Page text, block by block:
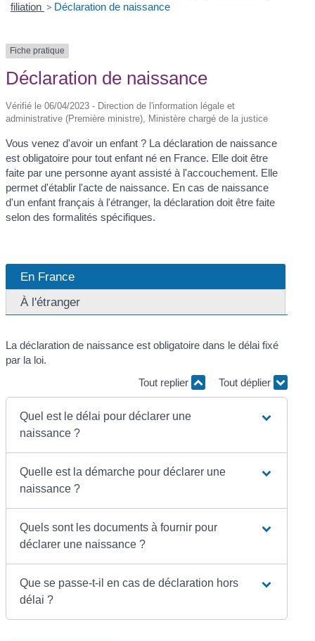
filiation > Déclaration de naissance
Fiche pratique
Déclaration de naissance
Vérifié le 06/04/2023 - Direction de l'information légale et
administrative (Première ministre), Ministère chargé de la justice
Vous venez d'avoir un enfant ? La déclaration de naissance
est obligatoire pour tout enfant né en France. Elle doit être
faite par une personne ayant assisté à l'accouchement. Elle
permet d'établir l'acte de naissance. En cas de naissance
d'un enfant français à l'étranger, la déclaration doit être faite
selon des formalités spécifiques.
En France
À l'étranger
La déclaration de naissance est obligatoire dans le délai fixé
par la loi.
Tout replier
Tout déplier
Quel est le délai pour déclarer une
naissance ?
Quelle est la démarche pour déclarer une
naissance ?
Quels sont les documents à fournir pour
déclarer une naissance ?
Que se passe-t-il en cas de déclaration hors
délai ?